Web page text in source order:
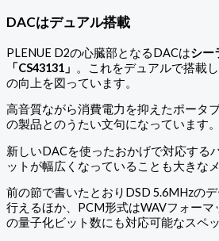
DACはデュアル搭載
PLENUE D2の心臓部となるDACはシー
「CS43131」 。これをデュアルで搭載
の向上を図っています。
高音質ながら消費電力を抑えたポータ
の製品とのうたい文句になっています。
新しいDACを使ったおかげで対応する
ットが幅広くなっていることも大きな
前の節で書いたとおりDSD 5.6MHzの
行えるほか、PCM形式はWAVフォー
の量子化ビット数にも対応可能なスペ